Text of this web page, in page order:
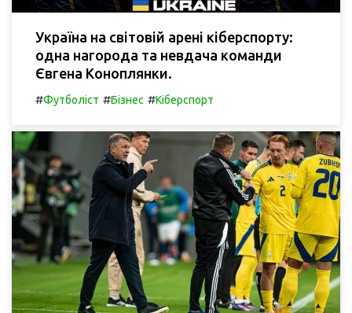
Україна на світовій арені кіберспорту:
одна нагорода та невдача команди
Євгена Коноплянки.
#Футболіст #Бізнес #Кіберспорт